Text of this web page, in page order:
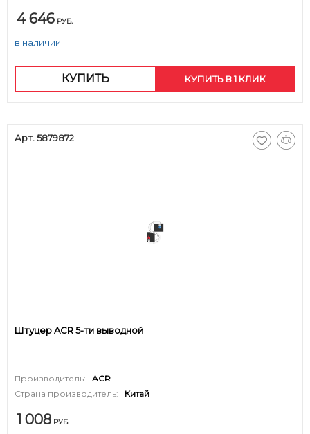
4 646 РУБ.
в наличии
КУПИТЬ КУПИТЬ В 1 КЛИК
Арт. 5879872
Штуцер ACR 5-ти выводной
Производитель:
ACR
Страна производитель:
Китай
1 008 РУБ.